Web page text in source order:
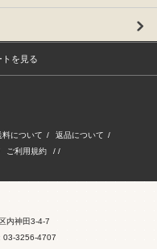
トを見る
料について / 返品について /
ご利用規約 / /
内神田3-4-7
03-3256-4707